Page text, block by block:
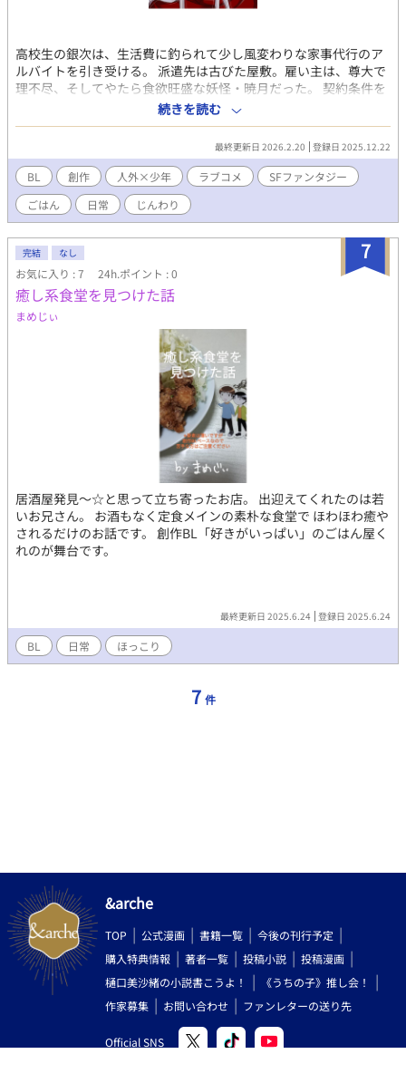
高校生の銀次は、生活費に釣られて少し風変わりな家事代行のア
ルバイトを引き受ける。 派遣先は古びた屋敷。雇い主は、尊大で
理不尽、そしてやたら食欲旺盛な妖怪・暁月だった。 契約条件を
軽く考えていた銀次は、ある違反をきっかけに命を落としかけ
る。だが暁月は彼を殺さず、生かす選択をした。 理由は単純だっ
た――銀次の作る食事が、千年続いた飢えを満たしたからだ。 こ
うして始まった、人間と妖怪の奇妙な同居生活。 おでん、鍋、カ
レー。大量に作られ、当たり前のように食べ尽くされる食卓。 尊
大な態度の裏で、どこか子どもじみた暁月と、淡々と日常を回す
銀次は、少しずつ互いの存在に馴染んでいく。 そしてやがて銀次
はこの星を廻す機構の根幹に巻き込まれていく…
続きを読む
最終更新日 2026.2.20 登録日 2025.12.22
BL 創作 人外×少年 ラブコメ
SFファンタジー
ごはん
日常 じんわり
7
完結 なし
お気に入り : 7 24h.ポイント : 0
癒し系食堂を見つけた話
まめじぃ
居酒屋発見〜☆と思って立ち寄ったお店。 出迎えてくれたのは若
いお兄さん。 お酒もなく定食メインの素朴な食堂で ほわほわ癒や
されるだけのお話です。 創作BL「好きがいっぱい」のごはん屋く
れのが舞台です。
最終更新日 2025.6.24 登録日 2025.6.24
BL 日常 ほっこり
7 件
&arche
TOP 公式漫画 書籍一覧
今後の刊行予定
購入特典情報
著者一覧 投稿小説
投稿漫画
樋口美沙緒の小説書こうよ！
《うちの子》推し会！
作家募集
お問い合わせ ファンレターの送り先
Official SNS